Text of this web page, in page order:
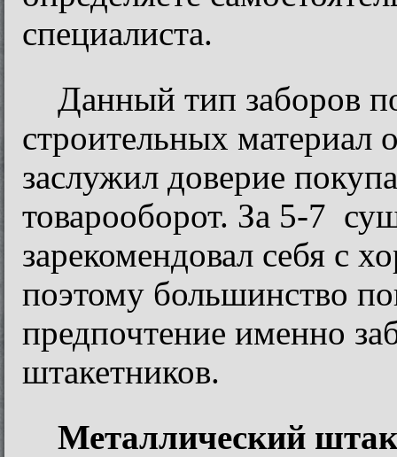
специалиста.
Данный тип заборов
строительных материал
заслужил доверие
товарооборот. За 5-7
зарекомендовал себя с
поэтому большинство
предпочтение именно
штакетников.
Металлический